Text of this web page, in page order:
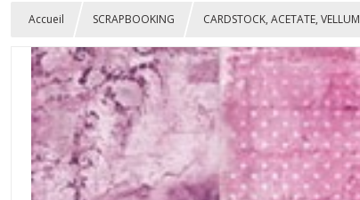
Accueil SCRAPBOOKING CARDSTOCK, ACETATE, VELLUM